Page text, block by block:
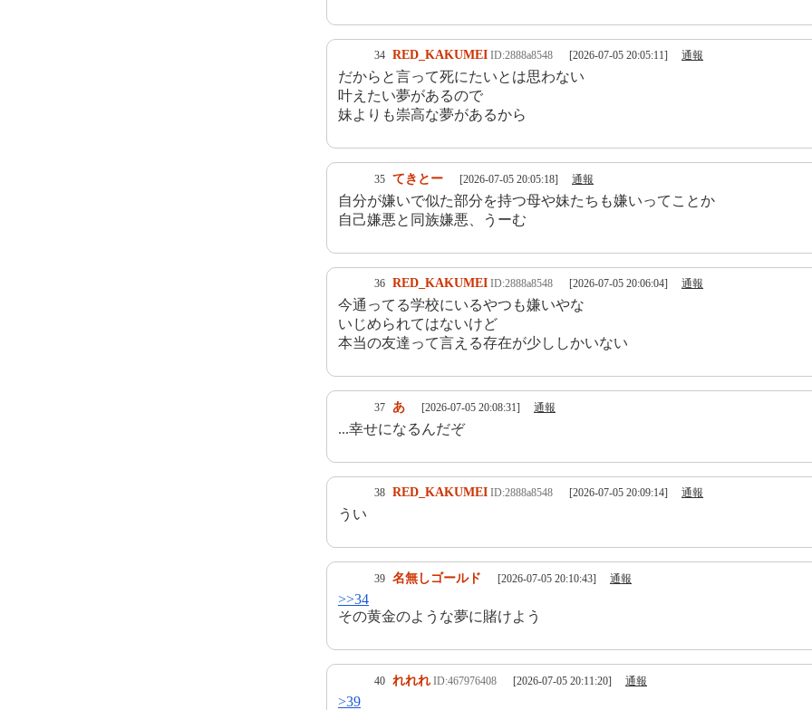
34 RED_KAKUMEI ID:2888a8548 [2026-07-05 20:05:11] 通報
だからと言って死にたいとは思わない
叶えたい夢があるので
妹よりも崇高な夢があるから
35 てきとー [2026-07-05 20:05:18] 通報
自分が嫌いで似た部分を持つ母や妹たちも嫌いってことか
自己嫌悪と同族嫌悪、うーむ
36 RED_KAKUMEI ID:2888a8548 [2026-07-05 20:06:04] 通報
今通ってる学校にいるやつも嫌いやな
いじめられてはないけど
本当の友達って言える存在が少ししかいない
37 あ [2026-07-05 20:08:31] 通報
...幸せになるんだぞ
38 RED_KAKUMEI ID:2888a8548 [2026-07-05 20:09:14] 通報
うい
39 名無しゴールド [2026-07-05 20:10:43] 通報
>>34
その黄金のような夢に賭けよう
40 れれれ ID:467976408 [2026-07-05 20:11:20] 通報
>39